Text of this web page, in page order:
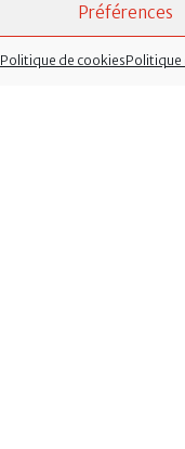
Préférences
Politique de cookiesPolitique